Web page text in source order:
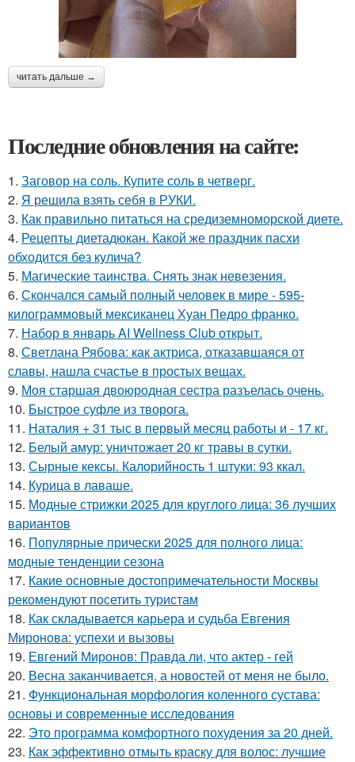
читать дальше →
Последние обновления на сайте:
1. Заговор на соль. Купите соль в четверг.
2. Я решила взять себя в РУКИ.
3. Как правильно питаться на средиземноморской диете.
4. Рецепты диетадюкан. Какой же праздник пасхи
обходится без кулича?
5. Магические таинства. Снять знак невезения.
6. Скончался самый полный человек в мире - 595-
килограммовый мексиканец Хуан Педро франко.
7. Набор в январь AI Wellness Club открыт.
8. Светлана Рябова: как актриса, отказавшаяся от
славы, нашла счастье в простых вещах.
9. Моя старшая двоюродная сестра разъелась очень.
10. Быстрое суфле из творога.
11. Наталия + 31 тыс в первый месяц работы и - 17 кг.
12. Белый амур: уничтожает 20 кг травы в сутки.
13. Сырные кексы. Калорийность 1 штуки: 93 ккал.
14. Курица в лаваше.
15. Модные стрижки 2025 для круглого лица: 36 лучших
вариантов
16. Популярные прически 2025 для полного лица:
модные тенденции сезона
17. Какие основные достопримечательности Москвы
рекомендуют посетить туристам
18. Как складывается карьера и судьба Евгения
Миронова: успехи и вызовы
19. Евгений Миронов: Правда ли, что актер - гей
20. Весна заканчивается, а новостей от меня не было.
21. Функциональная морфология коленного сустава:
основы и современные исследования
22. Это программа комфортного похудения за 20 дней.
23. Как эффективно отмыть краску для волос: лучшие